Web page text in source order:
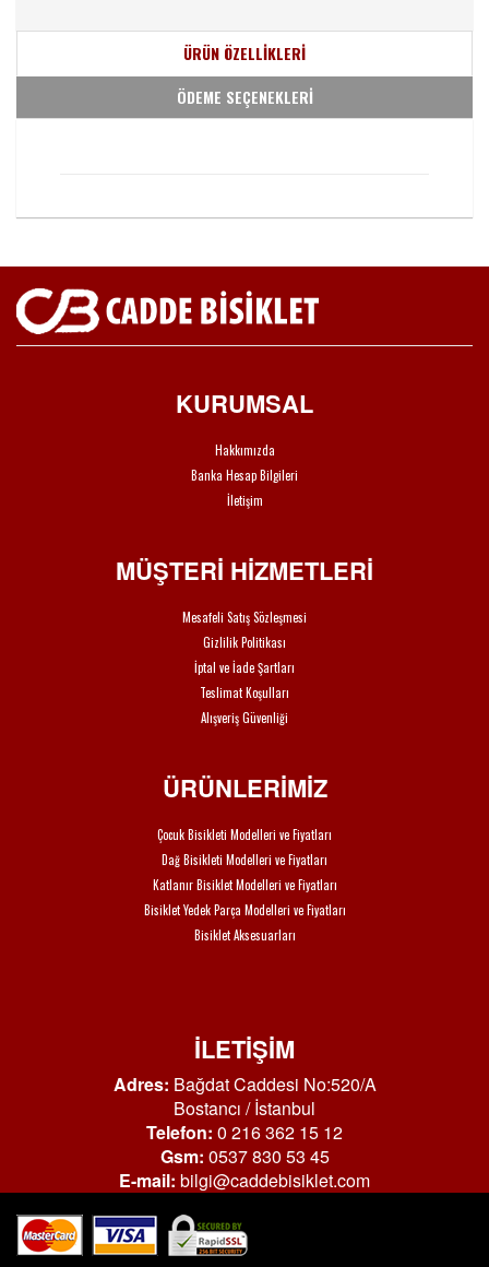
ÜRÜN ÖZELLİKLERİ
ÖDEME SEÇENEKLERİ
KURUMSAL
Hakkımızda
Banka Hesap Bilgileri
İletişim
MÜŞTERİ HİZMETLERİ
Mesafeli Satış Sözleşmesi
Gizlilik Politikası
İptal ve İade Şartları
Teslimat Koşulları
Alışveriş Güvenliği
ÜRÜNLERİMİZ
Çocuk Bisikleti Modelleri ve Fiyatları
Dağ Bisikleti Modelleri ve Fiyatları
Katlanır Bisiklet Modelleri ve Fiyatları
Bisiklet Yedek Parça Modelleri ve Fiyatları
Bisiklet Aksesuarları
İLETİŞİM
Adres: Bağdat Caddesi No:520/A
Bostancı / İstanbul
Telefon: 0 216 362 15 12
Gsm: 0537 830 53 45
E-mail: bilgi@caddebisiklet.com